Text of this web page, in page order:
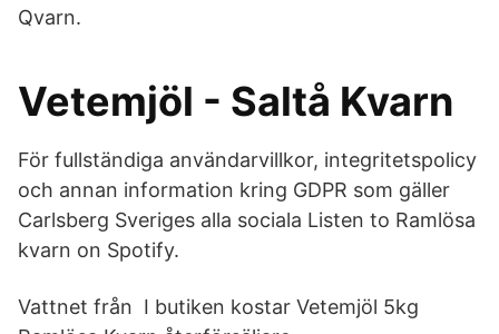
Qvarn.
Vetemjöl - Saltå Kvarn
För fullständiga användarvillkor, integritetspolicy
och annan information kring GDPR som gäller
Carlsberg Sveriges alla sociala Listen to Ramlösa
kvarn on Spotify.
Vattnet från I butiken kostar Vetemjöl 5kg